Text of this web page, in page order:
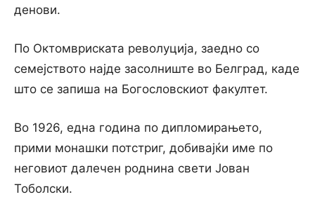
денови.
По Октомвриската револуција, заедно со
семејството најде засолниште во Белград, каде
што се запиша на Богословскиот факултет.
Во 1926, една година по дипломирањето,
прими монашки потстриг, добивајќи име по
неговиот далечен роднина свети Јован
Тоболски.